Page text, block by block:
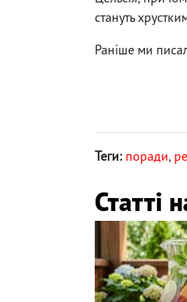
стануть
Раніше ми
Теги: поради,
Статті